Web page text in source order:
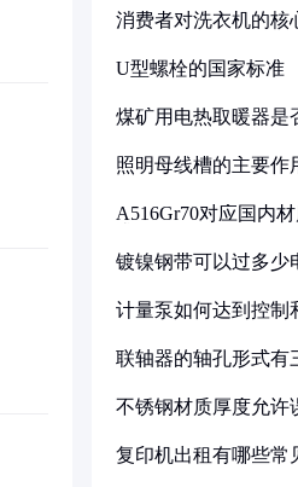
消费者对洗衣机的核
U型螺栓的国家标准
煤矿用电热取暖器是
照明母线槽的主要作
A516Gr70对应国内
镀镍钢带可以过多少
计量泵如何达到控制
联轴器的轴孔形式有
不锈钢材质厚度允许
复印机出租有哪些常